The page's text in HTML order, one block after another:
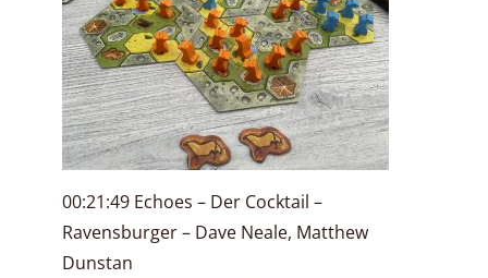
00:21:49 Echoes – Der Cocktail –
Ravensburger – Dave Neale, Matthew
Dunstan